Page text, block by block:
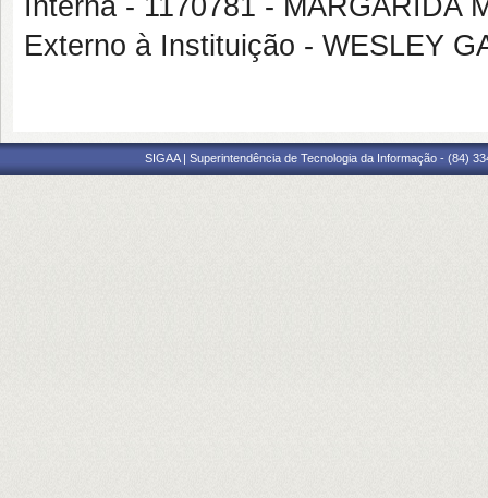
Interna - 1170781 - MARGARIDA
Externo à Instituição - WESLEY
SIGAA | Superintendência de Tecnologia da Informação - (84)